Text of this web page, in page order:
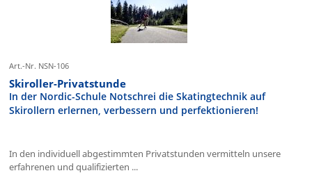
Art.-Nr. NSN-106
Skiroller-Privatstunde
In der Nordic-Schule Notschrei die Skatingtechnik auf
Skirollern erlernen, verbessern und perfektionieren!
In den individuell abgestimmten Privatstunden vermitteln unsere
erfahrenen und qualifizierten ...